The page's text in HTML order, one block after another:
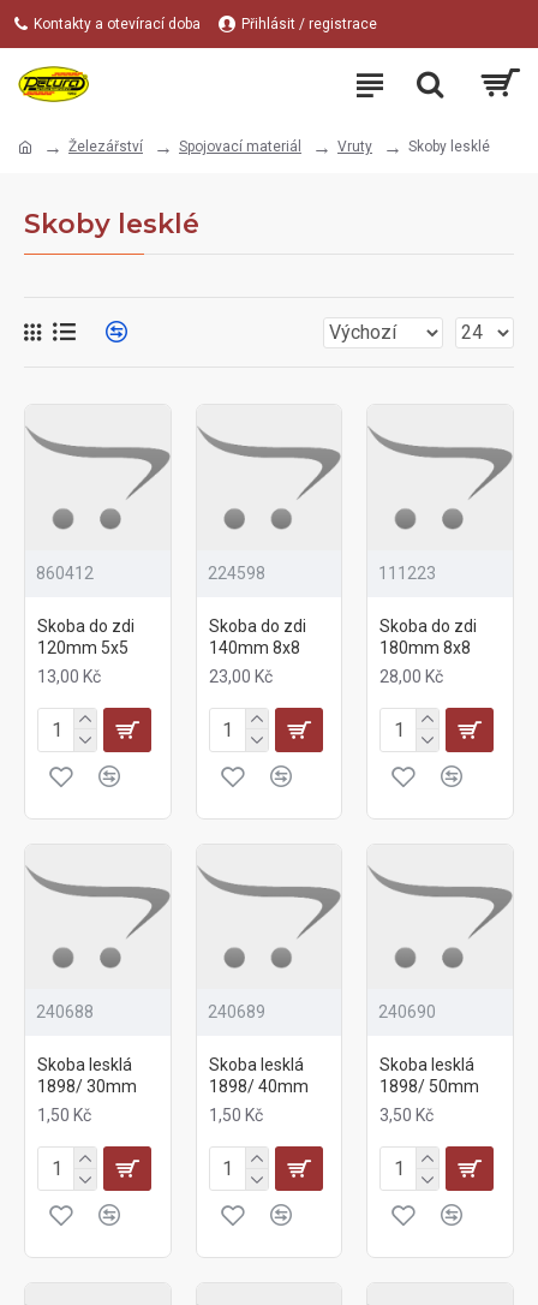
Kontakty a otevírací doba Přihlásit / registrace
Železářství Spojovací materiál Vruty Skoby lesklé
Skoby lesklé
860412
Skoba do zdi
120mm 5x5
13,00 Kč
224598
Skoba do zdi
140mm 8x8
23,00 Kč
111223
Skoba do zdi
180mm 8x8
28,00 Kč
240688
Skoba lesklá
1898/ 30mm
1,50 Kč
240689
Skoba lesklá
1898/ 40mm
1,50 Kč
240690
Skoba lesklá
1898/ 50mm
3,50 Kč